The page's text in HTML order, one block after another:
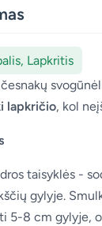
Lapkritis
lapkričio, kol
taisyklės -
gylyje.
5-8 cm gylyje,